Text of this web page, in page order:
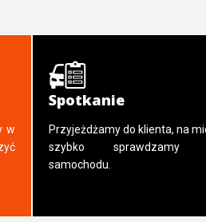
w
Spotkanie
Przyjeżdżamy do klienta, na
szybko sprawdzamy
samochodu.